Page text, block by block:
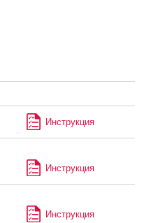
Инструкция
Инструкция
Инструкция